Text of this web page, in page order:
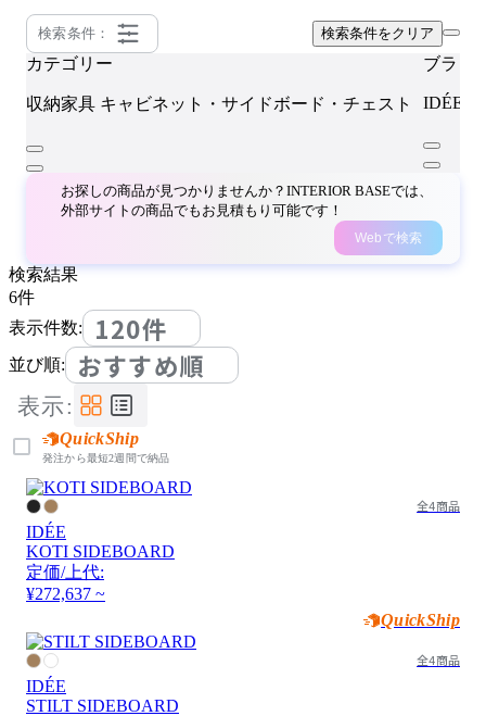
検索条件： 検索条件をクリア
カテゴリー
収納家具 キャビネット・サイドボード・チェスト
ブラン
IDÉE
お探しの商品が見つかりませんか？INTERIOR BASEでは、
外部サイトの商品でもお見積もり可能です！
Webで検索
検索結果
6件
表示件数:
120件
並び順: おすすめ順
表示:
QuickShip
発注から最短2週間で納品
全4商品
IDÉE
KOTI SIDEBOARD
定価/上代:
¥272,637 ~
QuickShip
全4商品
IDÉE
STILT SIDEBOARD